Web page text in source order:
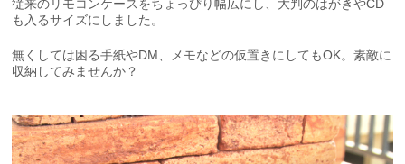
従来のリモコンケースをちょっぴり幅広にし、大判のはがきやCD
も入るサイズにしました。
無くしては困る手紙やDM、メモなどの仮置きにしてもOK。素敵に
収納してみませんか？